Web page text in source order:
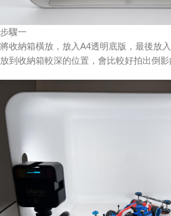
步驟一
將收納箱橫放，放入A4透明底版，最後放
放到收納箱較深的位置，會比較好拍出倒影